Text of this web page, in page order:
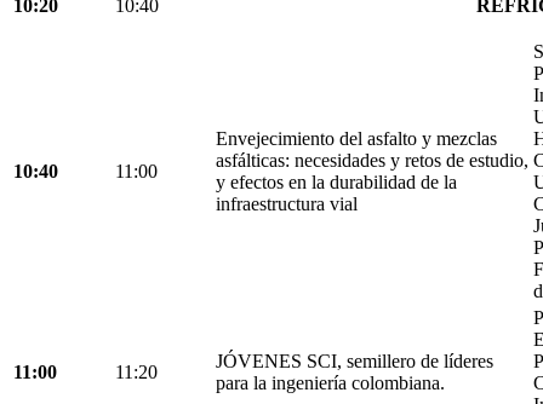
10:20 10:40
10:40 11:00
Envejecimiento del asfalto y mezclas
asfálticas: necesidades y retos de estudio,
y efectos en la durabilidad de la
infraestructura vial
11:00 11:20
JÓVENES SCI, semillero de líderes
para la ingeniería colombiana.